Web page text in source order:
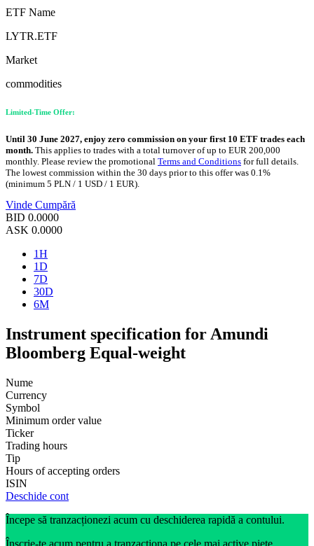
ETF Name
LYTR.ETF
Market
commodities
Limited-Time Offer:
Until 30 June 2027, enjoy zero commission on your first 10 ETF trades each
month. This applies to trades with a total turnover of up to EUR 200,000
monthly. Please review the promotional Terms and Conditions for full details.
The lowest commission within the 30 days prior to this offer was 0.1%
(minimum 5 PLN / 1 USD / 1 EUR).
Vinde Cumpără
BID 0.0000
ASK 0.0000
1H
1D
7D
30D
6M
Instrument specification for Amundi
Bloomberg Equal-weight
Nume
Currency
Symbol
Minimum order value
Ticker
Trading hours
Tip
Hours of accepting orders
ISIN
Deschide cont
Începe să tranzacționezi acum cu deschiderea rapidă a contului.
Înscrie-te acum pentru a tranzacționa pe cele mai active piețe